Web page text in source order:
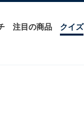
注目の商品 クイズ